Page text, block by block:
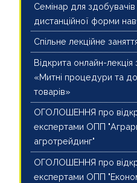
Семінар для здобувачів
дистанційної форми
Спільне лекційне
Відкрита онлайн-лекція
«Митні процедури та
товарів»
ОГОЛОШЕННЯ про
експертами ОПП
агротрейдинг"
ОГОЛОШЕННЯ про
експертами ОПП